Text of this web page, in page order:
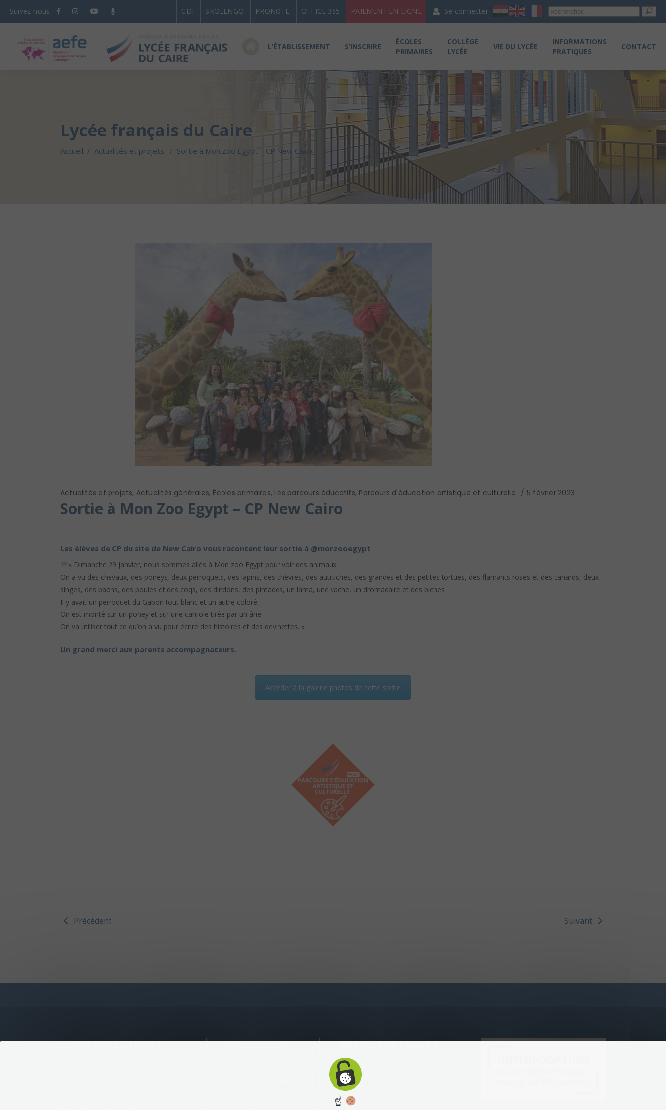
Suivez-nous CDI SKOLENGO PRONOTE OFFICE 365 PAIEMENT EN LIGNE Se connecter
L’ÉTABLISSEMENT S’INSCRIRE
ÉCOLES
PRIMAIRES
COLLÈGE
LYCÉE
VIE DU LYCÉE
INFORMATIONS
PRATIQUES
CONTACT
Lycée français du Caire
Accueil / Actualités et projets / Sortie à Mon Zoo Egypt – CP New Cairo
Actualités et projets, Actualités générales, Écoles primaires, Les parcours éducatifs, Parcours d'éducation artistique et culturelle 5 février 2023
Sortie à Mon Zoo Egypt – CP New Cairo
Les élèves de CP du site de New Cairo vous racontent leur sortie à @monzooegypt
« Dimanche 29 janvier, nous sommes allés à Mon zoo Egypt pour voir des animaux.
On a vu des chevaux, des poneys, deux perroquets, des lapins, des chèvres, des autruches, des grandes et des petites tortues, des flamants roses et des canards, deux
singes, des paons, des poules et des coqs, des dindons, des pintades, un lama, une vache, un dromadaire et des biches …
Il y avait un perroquet du Gabon tout blanc et un autre coloré.
On est monté sur un poney et sur une carriole tirée par un âne.
On va utiliser tout ce qu’on a vu pour écrire des histoires et des devinettes. »
Un grand merci aux parents accompagnateurs.
Accéder à la galerie photos de cette sortie
Précédent Suivant
CONTACTEZ-NOUS INFOS PRATIQUES
Calendrier scolaire
Fournitures et matériels
Centre d’examens
Restauration
☝